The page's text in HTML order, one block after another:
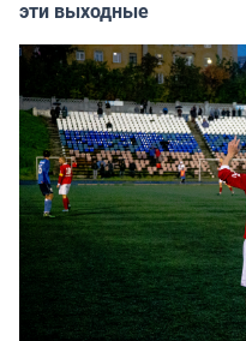
эти выходные